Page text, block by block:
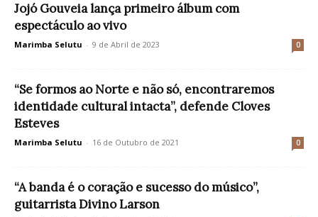
Jojó Gouveia lança primeiro álbum com
espectáculo ao vivo
Marimba Selutu - 9 de Abril de 2023 0
“Se formos ao Norte e não só, encontraremos
identidade cultural intacta”, defende Cloves
Esteves
Marimba Selutu - 16 de Outubro de 2021 0
“A banda é o coração e sucesso do músico”,
guitarrista Divino Larson